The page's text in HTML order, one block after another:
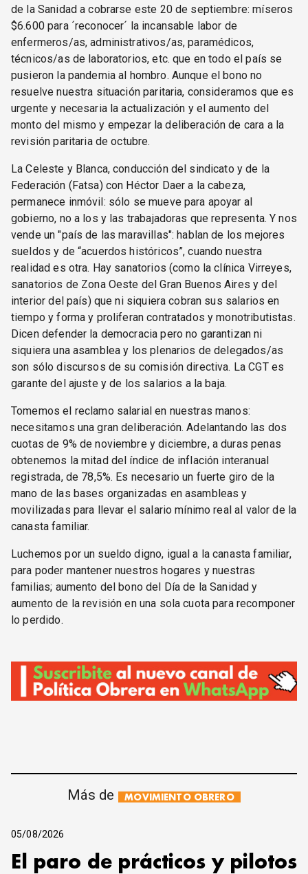
de la Sanidad a cobrarse este 20 de septiembre: míseros
$6.600 para ´reconocer´ la incansable labor de
enfermeros/as, administrativos/as, paramédicos,
técnicos/as de laboratorios, etc. que en todo el país se
pusieron la pandemia al hombro. Aunque el bono no
resuelve nuestra situación paritaria, consideramos que es
urgente y necesaria la actualización y el aumento del
monto del mismo y empezar la deliberación de cara a la
revisión paritaria de octubre.
La Celeste y Blanca, conducción del sindicato y de la
Federación (Fatsa) con Héctor Daer a la cabeza,
permanece inmóvil: sólo se mueve para apoyar al
gobierno, no a los y las trabajadoras que representa. Y nos
vende un "país de las maravillas": hablan de los mejores
sueldos y de “acuerdos históricos”, cuando nuestra
realidad es otra. Hay sanatorios (como la clínica Virreyes,
sanatorios de Zona Oeste del Gran Buenos Aires y del
interior del país) que ni siquiera cobran sus salarios en
tiempo y forma y proliferan contratados y monotributistas.
Dicen defender la democracia pero no garantizan ni
siquiera una asamblea y los plenarios de delegados/as
son sólo discursos de su comisión directiva. La CGT es
garante del ajuste y de los salarios a la baja.
Tomemos el reclamo salarial en nuestras manos:
necesitamos una gran deliberación. Adelantando las dos
cuotas de 9% de noviembre y diciembre, a duras penas
obtenemos la mitad del índice de inflación interanual
registrada, de 78,5%. Es necesario un fuerte giro de la
mano de las bases organizadas en asambleas y
movilizadas para llevar el salario mínimo real al valor de la
canasta familiar.
Luchemos por un sueldo digno, igual a la canasta familiar,
para poder mantener nuestros hogares y nuestras
familias; aumento del bono del Día de la Sanidad y
aumento de la revisión en una sola cuota para recomponer
lo perdido.
Más de MOVIMIENTO OBRERO
05/08/2026
El paro de prácticos y pilotos